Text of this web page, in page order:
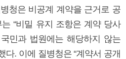
청은 비공계 계약을 근거로 공
“비밀 유지 조항은 계약 당사
민과 법원에는 해당하지 않는
다. 이에 질병청은 “계약서 공개